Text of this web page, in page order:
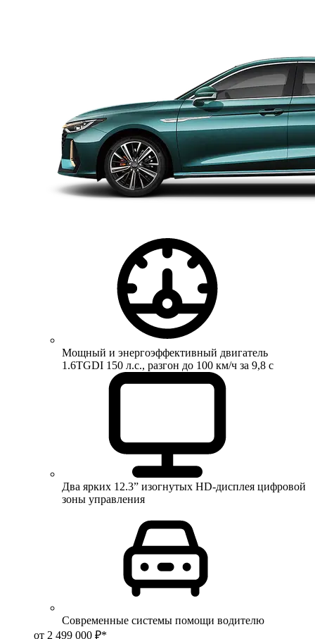
Мощный и энергоэффективный двигатель
1.6TGDI 150 л.с., разгон до 100 км/ч за 9,8 с
Два ярких 12.3” изогнутых HD-дисплея цифровой
зоны управления
Современные системы помощи водителю
от 2 499 000 ₽*